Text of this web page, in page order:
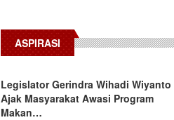
ASPIRASI
Legislator Gerindra Wihadi Wiyanto
Ajak Masyarakat Awasi Program
Makan…